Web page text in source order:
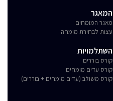
המאגר
מאגר המומחים
עצות לבחירת מומחה
השתלמויות
קורס בוררים
קורס עדים מומחים
קורס משולב (עדים מומחים + בוררים)